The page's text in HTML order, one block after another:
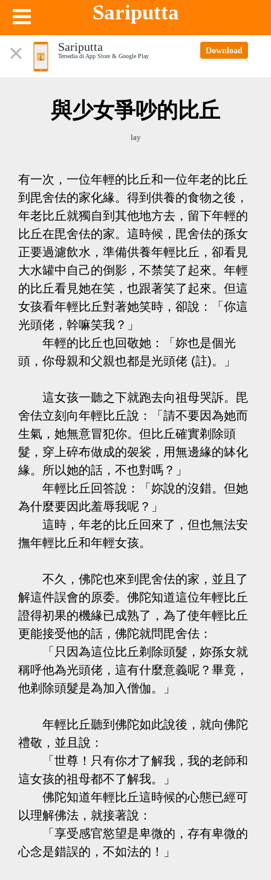
Sariputta
Sariputta
Tersedia di App Store & Google Play
Download
與少女爭吵的比丘
lay
有一次，一位年輕的比丘和一位年老的比丘
到毘舍佉的家化緣。得到供養的食物之後，
年老比丘就獨自到其他地方去，留下年輕的
比丘在毘舍佉的家。這時候，毘舍佉的孫女
正要過濾飲水，準備供養年輕比丘，卻看見
大水罐中自己的倒影，不禁笑了起來。年輕
的比丘看見她在笑，也跟著笑了起來。但這
女孩看年輕比丘對著她笑時，卻說：「你這
光頭佬，幹嘛笑我？」
年輕的比丘也回敬她：「妳也是個光
頭，你母親和父親也都是光頭佬 (註)。」
這女孩一聽之下就跑去向祖母哭訴。毘
舍佉立刻向年輕比丘說：「請不要因為她而
生氣，她無意冒犯你。但比丘確實剃除頭
髮，穿上碎布做成的袈裟，用無邊緣的缽化
緣。所以她的話，不也對嗎？」
年輕比丘回答說：「妳說的沒錯。但她
為什麼要因此羞辱我呢？」
這時，年老的比丘回來了，但也無法安
撫年輕比丘和年輕女孩。
不久，佛陀也來到毘舍佉的家，並且了
解這件誤會的原委。佛陀知道這位年輕比丘
證得初果的機緣已成熟了，為了使年輕比丘
更能接受他的話，佛陀就問毘舍佉：
「只因為這位比丘剃除頭髮，妳孫女就
稱呼他為光頭佬，這有什麼意義呢？畢竟，
他剃除頭髮是為加入僧伽。」
年輕比丘聽到佛陀如此說後，就向佛陀
禮敬，並且說：
「世尊！只有你才了解我，我的老師和
這女孩的祖母都不了解我。」
佛陀知道年輕比丘這時候的心態已經可
以理解佛法，就接著說：
「享受感官慾望是卑微的，存有卑微的
心念是錯誤的，不如法的！」